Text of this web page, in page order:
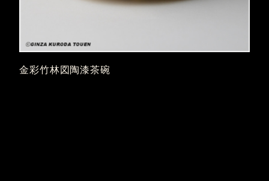
金彩竹林図陶漆茶碗